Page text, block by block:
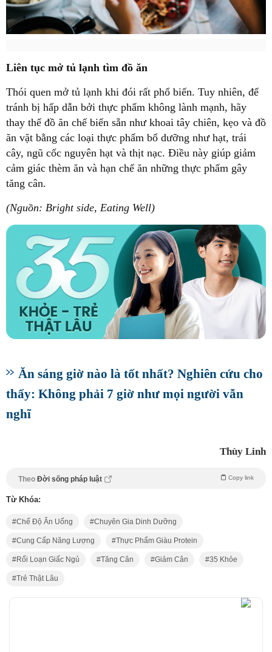
Liên tục mở tủ lạnh tìm đồ ăn
Thói quen mở tủ lạnh khi đói rất phổ biến. Tuy nhiên, để
tránh bị hấp dẫn bởi thực phẩm không lành mạnh, hãy
thay thế đồ ăn chế biến sẵn như khoai tây chiên, kẹo và đồ
ăn vặt bằng các loại thực phẩm bổ dưỡng như hạt, trái
cây, ngũ cốc nguyên hạt và thịt nạc. Điều này giúp giảm
cảm giác thèm ăn và hạn chế ăn những thực phẩm gây
tăng cân.
(Nguồn: Bright side, Eating Well)
Ăn sáng giờ nào là tốt nhất? Nghiên cứu cho
thấy: Không phải 7 giờ như mọi người vẫn
nghĩ
Thùy Linh
Theo Đời sống pháp luật Copy link
Từ Khóa:
Chế Độ Ăn Uống Chuyên Gia Dinh Dưỡng
Cung Cấp Năng Lượng Thực Phẩm Giàu Protein
Rối Loạn Giấc Ngủ Tăng Cân Giảm Cân 35 Khỏe
Trẻ Thật Lâu